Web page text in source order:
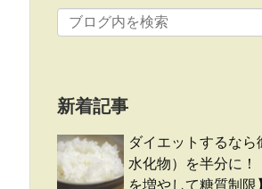
新着記事
ダイエットするなら
水化物）を半分に！
を増やして糖質制限